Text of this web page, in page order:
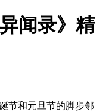
闻录》精
节和元旦节的脚步邻